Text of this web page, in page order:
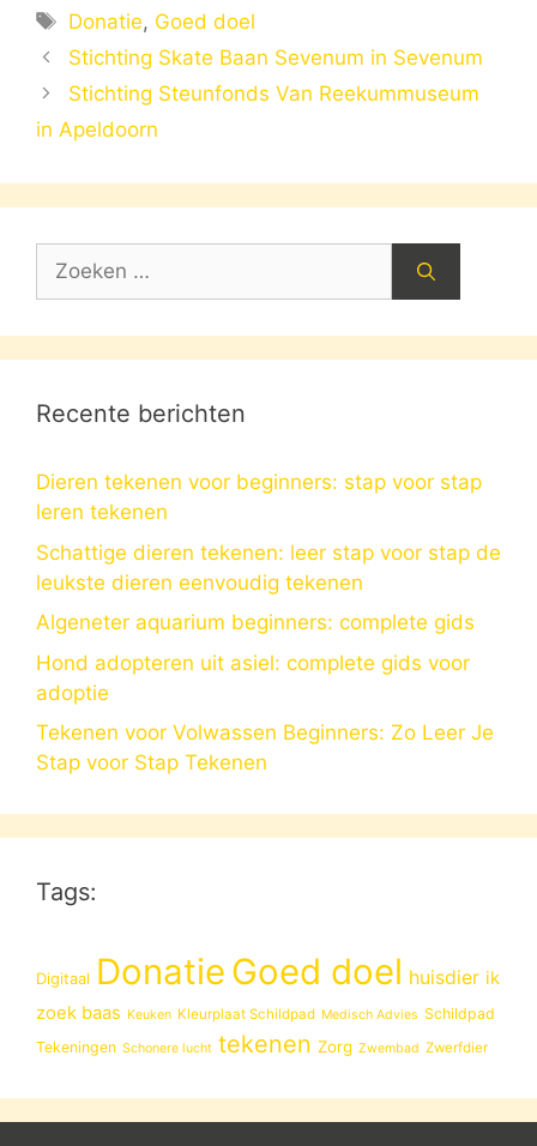
Tags
Donatie, Goed doel
Stichting Skate Baan Sevenum in Sevenum
Stichting Steunfonds Van Reekummuseum
in Apeldoorn
Zoek
Recente berichten
Dieren tekenen voor beginners: stap voor stap
leren tekenen
Schattige dieren tekenen: leer stap voor stap de
leukste dieren eenvoudig tekenen
Algeneter aquarium beginners: complete gids
Hond adopteren uit asiel: complete gids voor
adoptie
Tekenen voor Volwassen Beginners: Zo Leer Je
Stap voor Stap Tekenen
Tags:
Digitaal Donatie Goed doel huisdier ik
zoek baas Keuken Kleurplaat Schildpad Medisch Advies Schildpad
Tekeningen Schonere lucht tekenen Zorg Zwembad Zwerfdier